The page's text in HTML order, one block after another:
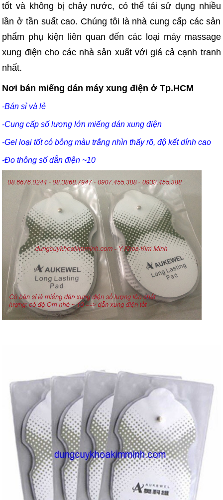
tốt và không bị chảy nước, có thể tái sử dụng nhiều
lần ở tần suất cao. Chúng tôi là nhà cung cấp các sản
phẩm phụ kiện liên quan đến các loại máy massage
xung điện cho các nhà sản xuất với giá cả cạnh tranh
nhất.
Nơi bán miếng dán máy xung điện ở Tp.HCM
-Bán sỉ và lẻ
-Cung cấp số lượng lớn miếng dán xung điện
-Gel loại tốt có bông màu trắng nhìn thấy rõ, độ kết dính cao
-Đo thông số dẫn điện ~10